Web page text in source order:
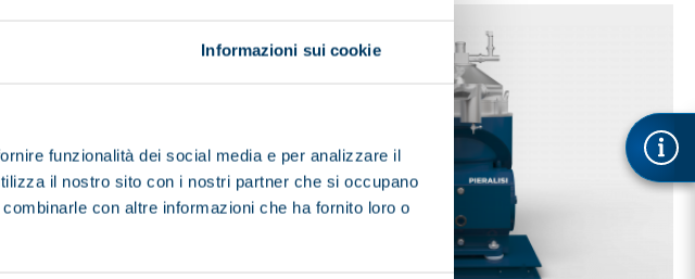
Informazioni sui cookie
funzionalità dei social media e per analizzare il
il nostro sito con i nostri partner che si occupano
con altre informazioni che ha fornito loro o